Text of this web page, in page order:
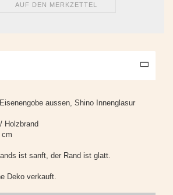
AUF DEN MERKZETTEL
aussen, Shino Innenglasur
Holzbrand
ist sanft, der Rand ist glatt.
Deko verkauft.